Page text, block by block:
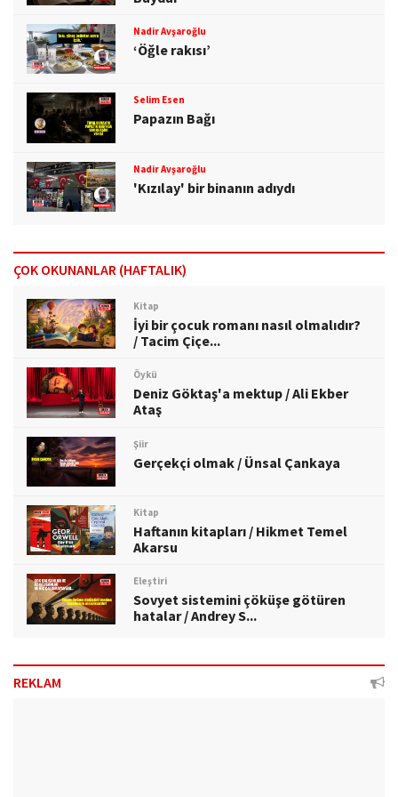
Nadir Avşaroğlu
‘Öğle rakısı’
Selim Esen
Papazın Bağı
Nadir Avşaroğlu
'Kızılay' bir binanın adıydı
ÇOK OKUNANLAR (HAFTALIK)
Kitap
İyi bir çocuk romanı nasıl olmalıdır?
/ Tacim Çiçe...
Öykü
Deniz Göktaş'a mektup / Ali Ekber
Ataş
Şiir
Gerçekçi olmak / Ünsal Çankaya
Kitap
Haftanın kitapları / Hikmet Temel
Akarsu
Eleştiri
Sovyet sistemini çöküşe götüren
hatalar / Andrey S...
REKLAM